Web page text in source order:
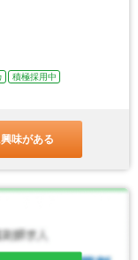
積極採用中
味がある